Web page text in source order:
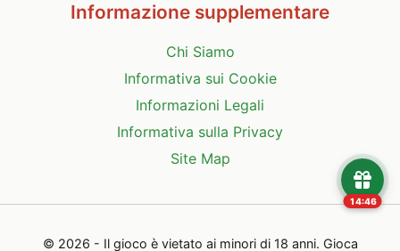
14:45
Informazione supplementare
Chi Siamo
Informativa sui Cookie
Informazioni Legali
Informativa sulla Privacy
Site Map
© 2026 - Il gioco è vietato ai minori di 18 anni. Gioca